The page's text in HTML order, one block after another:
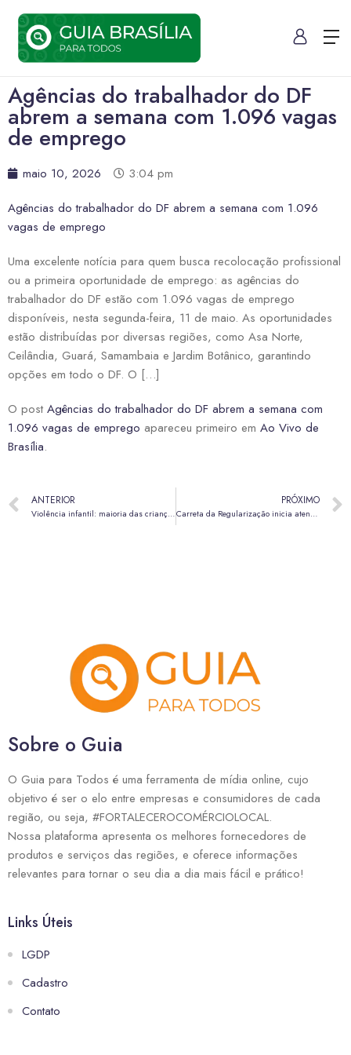
Agências do trabalhador do DF
abrem a semana com 1.096 vagas
de emprego
maio 10, 2026
3:04 pm
Agências do trabalhador do DF abrem a semana com 1.096
vagas de emprego
Uma excelente notícia para quem busca recolocação profissional
ou a primeira oportunidade de emprego: as agências do
trabalhador do DF estão com 1.096 vagas de emprego
disponíveis, nesta segunda-feira, 11 de maio. As oportunidades
estão distribuídas por diversas regiões, como Asa Norte,
Ceilândia, Guará, Samambaia e Jardim Botânico, garantindo
opções em todo o DF. O […]
O post Agências do trabalhador do DF abrem a semana com
1.096 vagas de emprego apareceu primeiro em Ao Vivo de
Brasília.
ANTERIOR
Violência infantil: maioria das crianças tem até 6 anos e sofre agressões em casa
PRÓXIMO
Carreta da Regularização inicia atendimento gratuito em Samambaia nesta segunda (11)
Sobre o Guia
O Guia para Todos é uma ferramenta de mídia online, cujo
objetivo é ser o elo entre empresas e consumidores de cada
região, ou seja, #FORTALECEROCOMÉRCIOLOCAL.
Nossa plataforma apresenta os melhores fornecedores de
produtos e serviços das regiões, e oferece informações
relevantes para tornar o seu dia a dia mais fácil e prático!
Links Úteis
LGDP
Cadastro
Contato